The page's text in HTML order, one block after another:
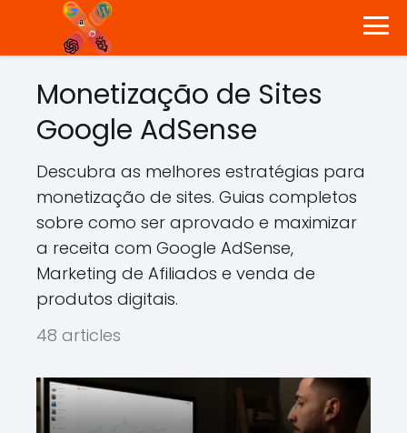
Monetização de Sites
Google AdSense
Descubra as melhores estratégias para
monetização de sites. Guias completos
sobre como ser aprovado e maximizar
a receita com Google AdSense,
Marketing de Afiliados e venda de
produtos digitais.
48 articles